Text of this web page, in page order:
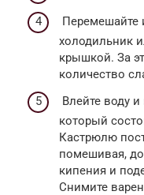
Перемешайте
холодильник
крышкой. За
количество
Влейте воду
который
Кастрюлю
помешивая,
кипения и
Снимите